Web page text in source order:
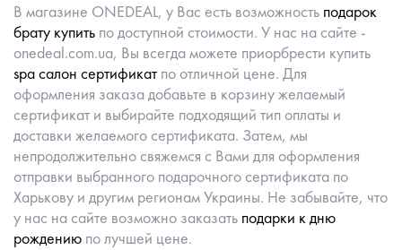
В магазине ONEDEAL, у Вас есть возможность подарок
брату купить по доступной стоимости. У нас на сайте -
onedeal.com.ua, Вы всегда можете приорбрести купить
spa салон сертификатпо отличной цене. Для
оформления заказа добавьте в корзину желаемый
сертификат и выбирайте подходящий тип оплаты и
доставки желаемого сертификата. Затем, мы
непродолжительно свяжемся с Вами для оформления
отправки выбранного подарочного сертификата по
Харькову и другим регионам Украины. Не забывайте, что
у нас на сайте возможно заказать подарки к дню
рождению по лучшей цене.